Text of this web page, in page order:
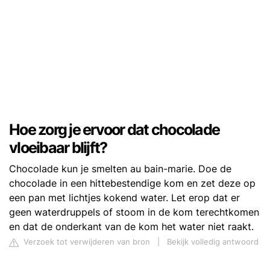
Hoe zorg je ervoor dat chocolade
vloeibaar blijft?
Chocolade kun je smelten au bain-marie. Doe de
chocolade in een hittebestendige kom en zet deze op
een pan met lichtjes kokend water. Let erop dat er
geen waterdruppels of stoom in de kom terechtkomen
en dat de onderkant van de kom het water niet raakt.
Verzoek tot verwijderen van bron
Bekijk volledig antwoord